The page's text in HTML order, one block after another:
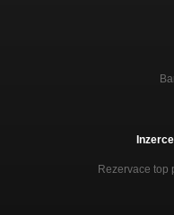
Rezervace top